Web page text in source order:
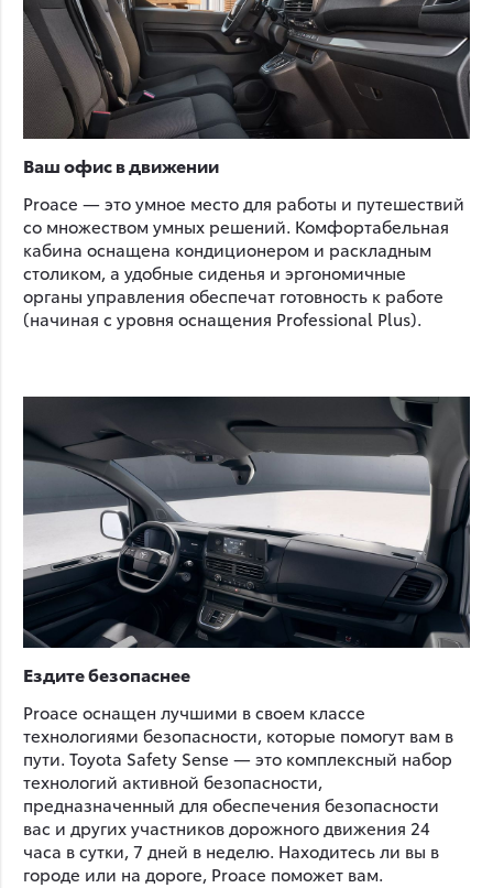
Ваш офис в движении
Proace — это умное место для работы и путешествий
со множеством умных решений. Комфортабельная
кабина оснащена кондиционером и раскладным
столиком, а удобные сиденья и эргономичные
органы управления обеспечат готовность к работе
(начиная с уровня оснащения Professional Plus).
Ездите безопаснее
Proace оснащен лучшими в своем классе
технологиями безопасности, которые помогут вам в
пути. Toyota Safety Sense — это комплексный набор
технологий активной безопасности,
предназначенный для обеспечения безопасности
вас и других участников дорожного движения 24
часа в сутки, 7 дней в неделю. Находитесь ли вы в
городе или на дороге, Proace поможет вам.